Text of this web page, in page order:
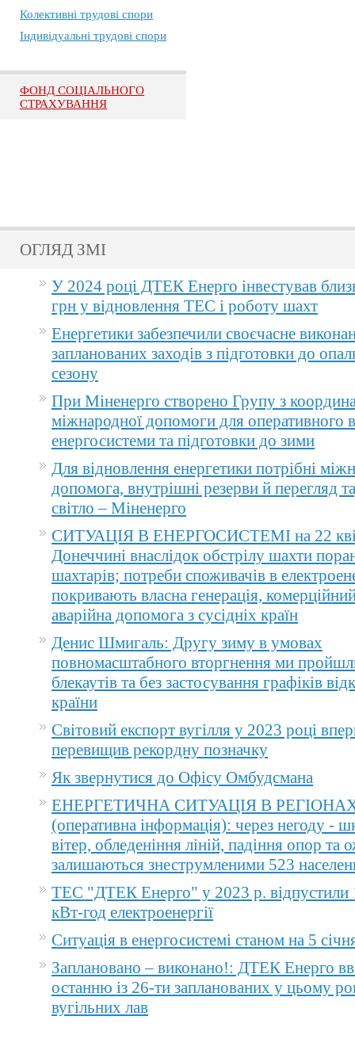
Колективні трудові спори
Індивідуальні трудові спори
ФОНД СОЦІАЛЬНОГО
СТРАХУВАННЯ
ОГЛЯД ЗМІ
У 2024 році ДТЕК Енерго інвестував
грн у відновлення ТЕС і роботу шахт
Енергетики забезпечили своєчасне
запланованих заходів з підготовки до
сезону
При Міненерго створено Групу з
міжнародної допомоги для оперативного
енергосистеми та підготовки до зими
Для відновлення енергетики потрібні
допомога, внутрішні резерви й перегляд
світло – Міненерго
СИТУАЦІЯ В ЕНЕРГОСИСТЕМІ на 22
Донеччині внаслідок обстрілу шахти
шахтарів; потреби споживачів в
покривають власна генерація,
аварійна допомога з сусідніх країн
Денис Шмигаль: Другу зиму в умовах
повномасштабного вторгнення ми
блекаутів та без застосування графіків
країни
Світовий експорт вугілля у 2023 році
перевищив рекордну позначку
Як звернутися до Офісу Омбудсмана
ЕНЕРГЕТИЧНА СИТУАЦІЯ В
(оперативна інформація): через негоду -
вітер, обледеніння ліній, падіння опор та
залишаються знеструмленими 523
ТЕС "ДТЕК Енерго" у 2023 р. відпустили
кВт-год електроенергії
Ситуація в енергосистемі станом на 5
Заплановано – виконано!: ДТЕК Енерго
останню із 26-ти запланованих у цьому
вугільних лав